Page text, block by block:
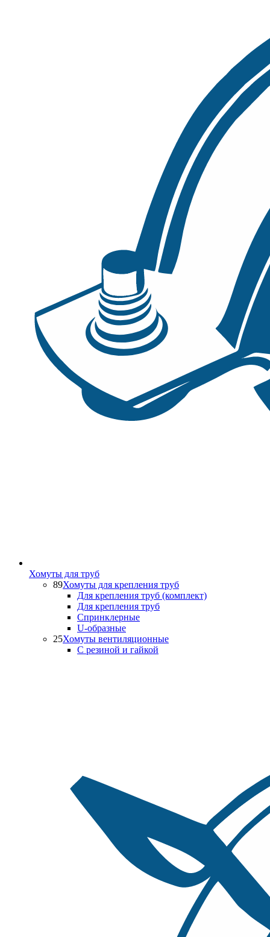
Хомуты для труб
89Хомуты для крепления труб
Для крепления труб (комплект)
Для крепления труб
Спринклерные
U-образные
25Хомуты вентиляционные
С резиной и гайкой